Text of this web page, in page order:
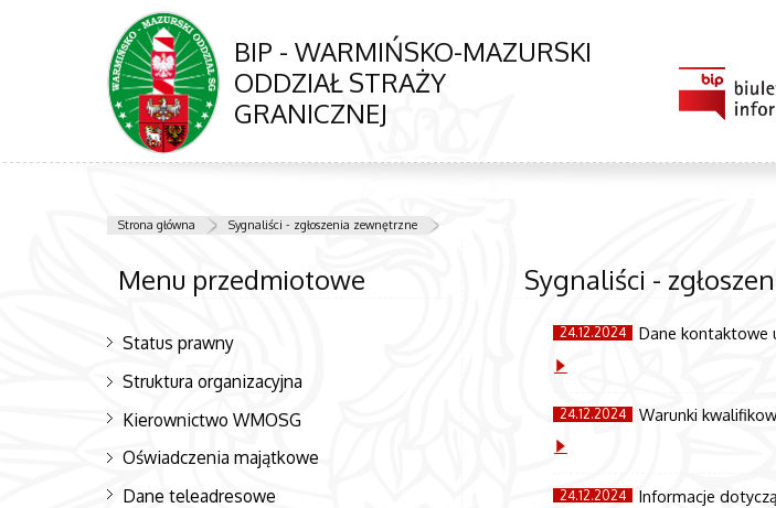
BIP - WARMIŃSKO-MAZURSKI
ODDZIAŁ STRAŻY
GRANICZNEJ
Strona główna Sygnaliści - zgłoszenia zewnętrzne
Menu przedmiotowe
Status prawny
Struktura organizacyjna
Kierownictwo WMOSG
Oświadczenia majątkowe
Dane teleadresowe
Sygnaliści -
24.12.2024 Dane kontaktowe
24.12.2024 Warunki
24.12.2024 Informacje